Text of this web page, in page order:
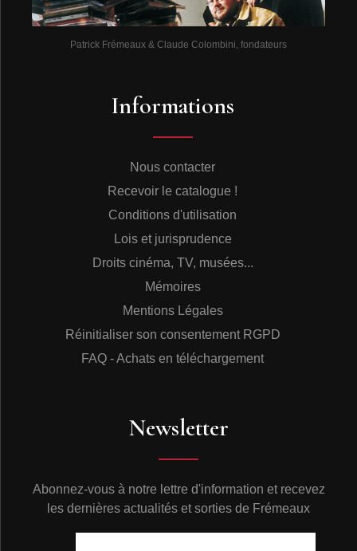
Patrick Frémeaux & Claude Colombini, fondateurs
Informations
Nous contacter
Recevoir le catalogue !
Conditions d'utilisation
Lois et jurisprudence
Droits cinéma, TV, musées...
Mémoires
Mentions Légales
Réinitialiser son consentement RGPD
FAQ - Achats en téléchargement
Newsletter
Abonnez-vous à notre lettre d'information et recevez
les dernières actualités et sorties de Frémeaux